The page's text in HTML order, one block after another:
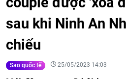
sau khi Ninh An
chiếu
Sao quốc tế 25/05/2023 14:03